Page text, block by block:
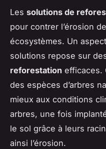
Les solutions de
pour contrer l’érosion
écosystèmes. Un
solutions repose sur
reforestation efficaces.
des espèces d’arbres
mieux aux conditions
arbres, une fois
le sol grâce à leurs
ainsi l’érosion.